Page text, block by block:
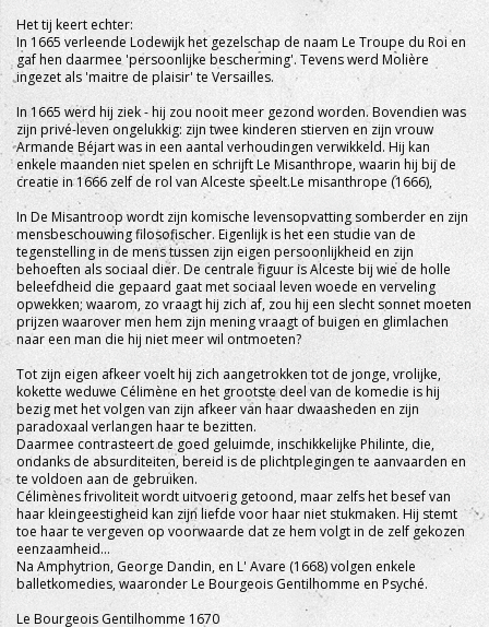
Het tij keert echter:
In 1665 verleende Lodewijk het gezelschap de naam Le Troupe du Roi en
gaf hen daarmee 'persoonlijke bescherming'. Tevens werd Molière
ingezet als 'maitre de plaisir' te Versailles.
In 1665 werd hij ziek - hij zou nooit meer gezond worden. Bovendien was
zijn privé-leven ongelukkig: zijn twee kinderen stierven en zijn vrouw
Armande Béjart was in een aantal verhoudingen verwikkeld. Hij kan
enkele maanden niet spelen en schrijft Le Misanthrope, waarin hij bij de
creatie in 1666 zelf de rol van Alceste speelt.Le misanthrope (1666),
In De Misantroop wordt zijn komische levensopvatting somberder en zijn
mensbeschouwing filosofischer. Eigenlijk is het een studie van de
tegenstelling in de mens tussen zijn eigen persoonlijkheid en zijn
behoeften als sociaal dier. De centrale figuur is Alceste bij wie de holle
beleefdheid die gepaard gaat met sociaal leven woede en verveling
opwekken; waarom, zo vraagt hij zich af, zou hij een slecht sonnet moeten
prijzen waarover men hem zijn mening vraagt of buigen en glimlachen
naar een man die hij niet meer wil ontmoeten?
Tot zijn eigen afkeer voelt hij zich aangetrokken tot de jonge, vrolijke,
kokette weduwe Célimène en het grootste deel van de komedie is hij
bezig met het volgen van zijn afkeer van haar dwaasheden en zijn
paradoxaal verlangen haar te bezitten.
Daarmee contrasteert de goed geluimde, inschikkelijke Philinte, die,
ondanks de absurditeiten, bereid is de plichtplegingen te aanvaarden en
te voldoen aan de gebruiken.
Célimènes frivoliteit wordt uitvoerig getoond, maar zelfs het besef van
haar kleingeestigheid kan zijn liefde voor haar niet stukmaken. Hij stemt
toe haar te vergeven op voorwaarde dat ze hem volgt in de zelf gekozen
eenzaamheid...
Na Amphytrion, George Dandin, en L' Avare (1668) volgen enkele
balletkomedies, waaronder Le Bourgeois Gentilhomme en Psyché.
Le Bourgeois Gentilhomme 1670